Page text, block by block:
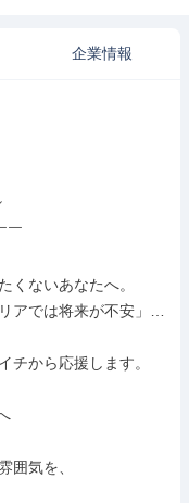
企業情報
￣
くないあなたへ。
アでは将来が不安」…
チから応援します。
囲気を、